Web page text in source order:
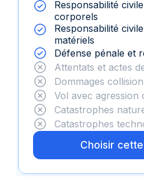
Responsabilité
corporels
Responsabilité
matériels
Défense pénale et
Attentats et actes
Dommages collision
Vol avec agression
Catastrophes
Catastrophes
Choisir